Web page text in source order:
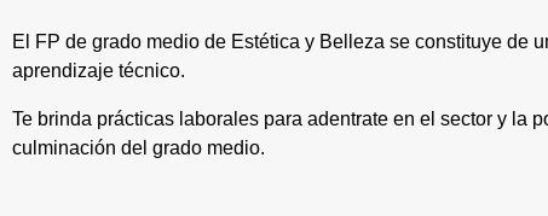
El FP de grado medio de Estética y Belleza se constituye de
aprendizaje técnico.
Te brinda prácticas laborales para adentrate en el sector y la
culminación del grado medio.